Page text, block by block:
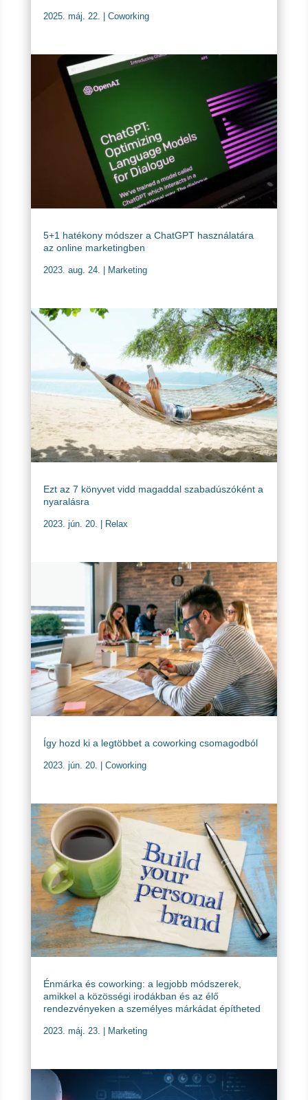
2025. máj. 22. | Coworking
5+1 hatékony módszer a ChatGPT használatára
az online marketingben
2023. aug. 24. | Marketing
Ezt az 7 könyvet vidd magaddal szabadúszóként a
nyaralásra
2023. jún. 20. | Relax
Így hozd ki a legtöbbet a coworking csomagodból
2023. jún. 20. | Coworking
Énmárka és coworking: a legjobb módszerek,
amikkel a közösségi irodákban és az élő
rendezvényeken a személyes márkádat építheted
2023. máj. 23. Marketing